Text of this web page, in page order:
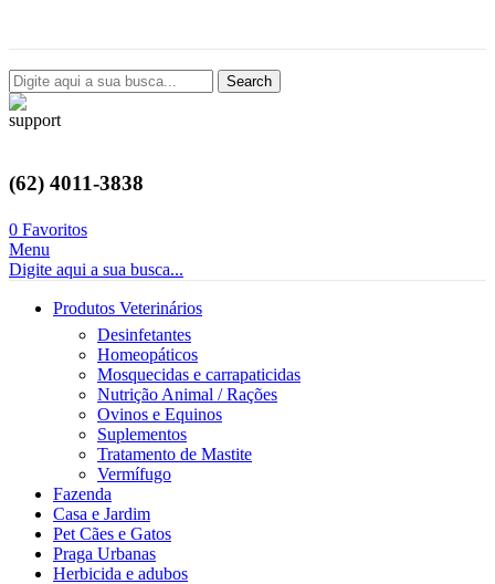
Search
(62) 4011-3838
0 Favoritos
Menu
Digite aqui a sua busca...
Produtos Veterinários
Desinfetantes
Homeopáticos
Mosquecidas e carrapaticidas
Nutrição Animal / Rações
Ovinos e Equinos
Suplementos
Tratamento de Mastite
Vermífugo
Fazenda
Casa e Jardim
Pet Cães e Gatos
Praga Urbanas
Herbicida e adubos